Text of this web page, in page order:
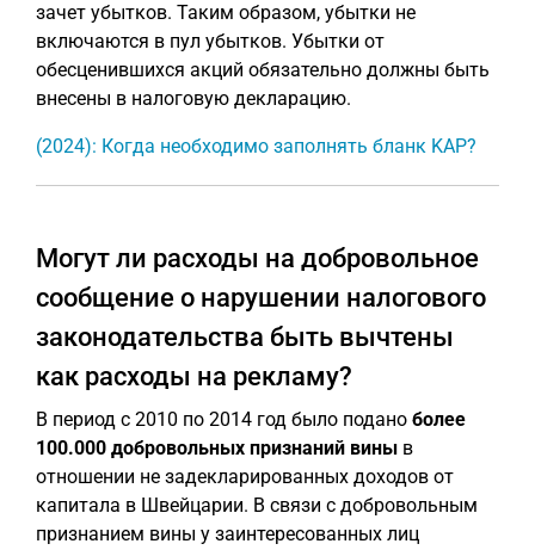
зачет убытков. Таким образом, убытки не
включаются в пул убытков. Убытки от
обесценившихся акций обязательно должны быть
внесены в налоговую декларацию.
(2024): Когда необходимо заполнять бланк KAP?
Могут ли расходы на добровольное
сообщение о нарушении налогового
законодательства быть вычтены
как расходы на рекламу?
В период с 2010 по 2014 год было подано более
100.000 добровольных признаний вины в
отношении не задекларированных доходов от
капитала в Швейцарии. В связи с добровольным
признанием вины у заинтересованных лиц